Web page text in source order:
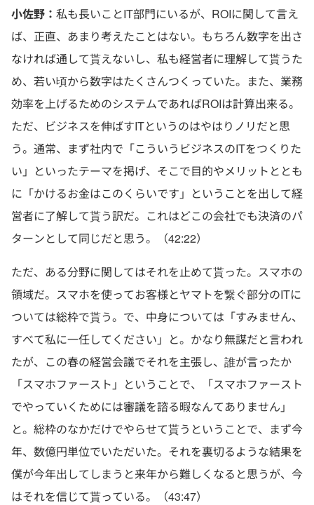
小佐野： 私も長いことIT部門にいるが、ROIに関して言え
ば、正直、あまり考えたことはない。もちろん数字を出さ
なければ通して貰えないし、私も経営者に理解して貰うた
め、若い頃から数字はたくさんつくっていた。また、業務
効率を上げるためのシステムであればROIは計算出来る。
ただ、ビジネスを伸ばすITというのはやはりノリだと思
う。通常、まず社内で「こういうビジネスのITをつくりた
い」といったテーマを掲げ、そこで目的やメリットととも
に「かけるお金はこのくらいです」ということを出して経
営者に了解して貰う訳だ。これはどこの会社でも決済のパ
ターンとして同じだと思う。（42:22）
ただ、ある分野に関してはそれを止めて貰った。スマホの
領域だ。スマホを使ってお客様とヤマトを繋ぐ部分のITに
ついては総枠で貰う。で、中身については「すみません、
すべて私に一任してください」と。かなり無謀だと言われ
たが、この春の経営会議でそれを主張し、誰が言ったか
「スマホファースト」ということで、「スマホファースト
でやっていくためには審議を諮る暇なんてありません」
と。総枠のなかだけでやらせて貰うということで、まず今
年、数億円単位でいただいた。それを裏切るような結果を
僕が今年出してしまうと来年から難しくなると思うが、今
はそれを信じて貰っている。（43:47）